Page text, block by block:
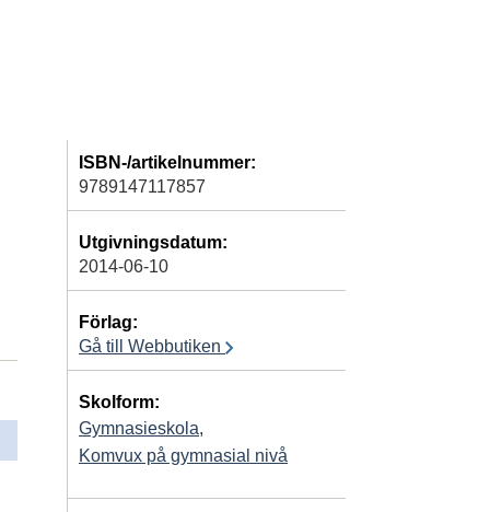
ISBN-/artikelnummer:
9789147117857
Utgivningsdatum:
2014-06-10
Förlag:
Gå till Webbutiken
Skolform:
Gymnasieskola,
Komvux på gymnasial nivå